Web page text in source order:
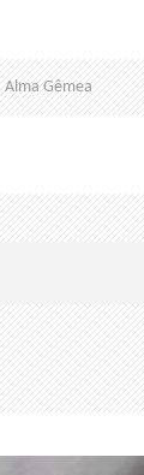
Alma Gêmea